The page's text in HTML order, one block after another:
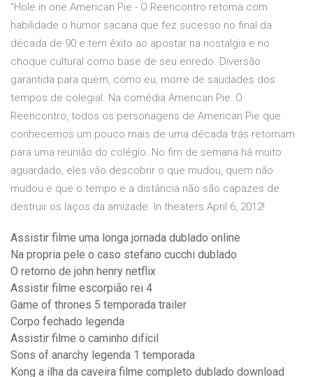
"Hole in one American Pie - O Reencontro retoma com
habilidade o humor sacana que fez sucesso no final da
década de 90 e tem êxito ao apostar na nostalgia e no
choque cultural como base de seu enredo. Diversão
garantida para quem, como eu, morre de saudades dos
tempos de colegial. Na comédia American Pie: O
Reencontro, todos os personagens de American Pie que
conhecemos um pouco mais de uma década trás retornam
para uma reunião do colégio. No fim de semana há muito
aguardado, eles vão descobrir o que mudou, quem não
mudou e que o tempo e a distância não são capazes de
destruir os laços da amizade. In theaters April 6, 2012!
Assistir filme uma longa jornada dublado online
Na propria pele o caso stefano cucchi dublado
O retorno de john henry netflix
Assistir filme escorpião rei 4
Game of thrones 5 temporada trailer
Corpo fechado legenda
Assistir filme o caminho difícil
Sons of anarchy legenda 1 temporada
Kong a ilha da caveira filme completo dublado download